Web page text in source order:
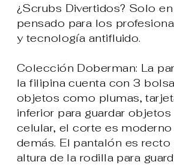
¿Scrubs Divertidos? Solo
pensado para los
y tecnología antifluido.
Colección Doberman: La
la filipina cuenta con 3
objetos como plumas,
inferior para guardar
celular, el corte es
demás. El pantalón es
altura de la rodilla para